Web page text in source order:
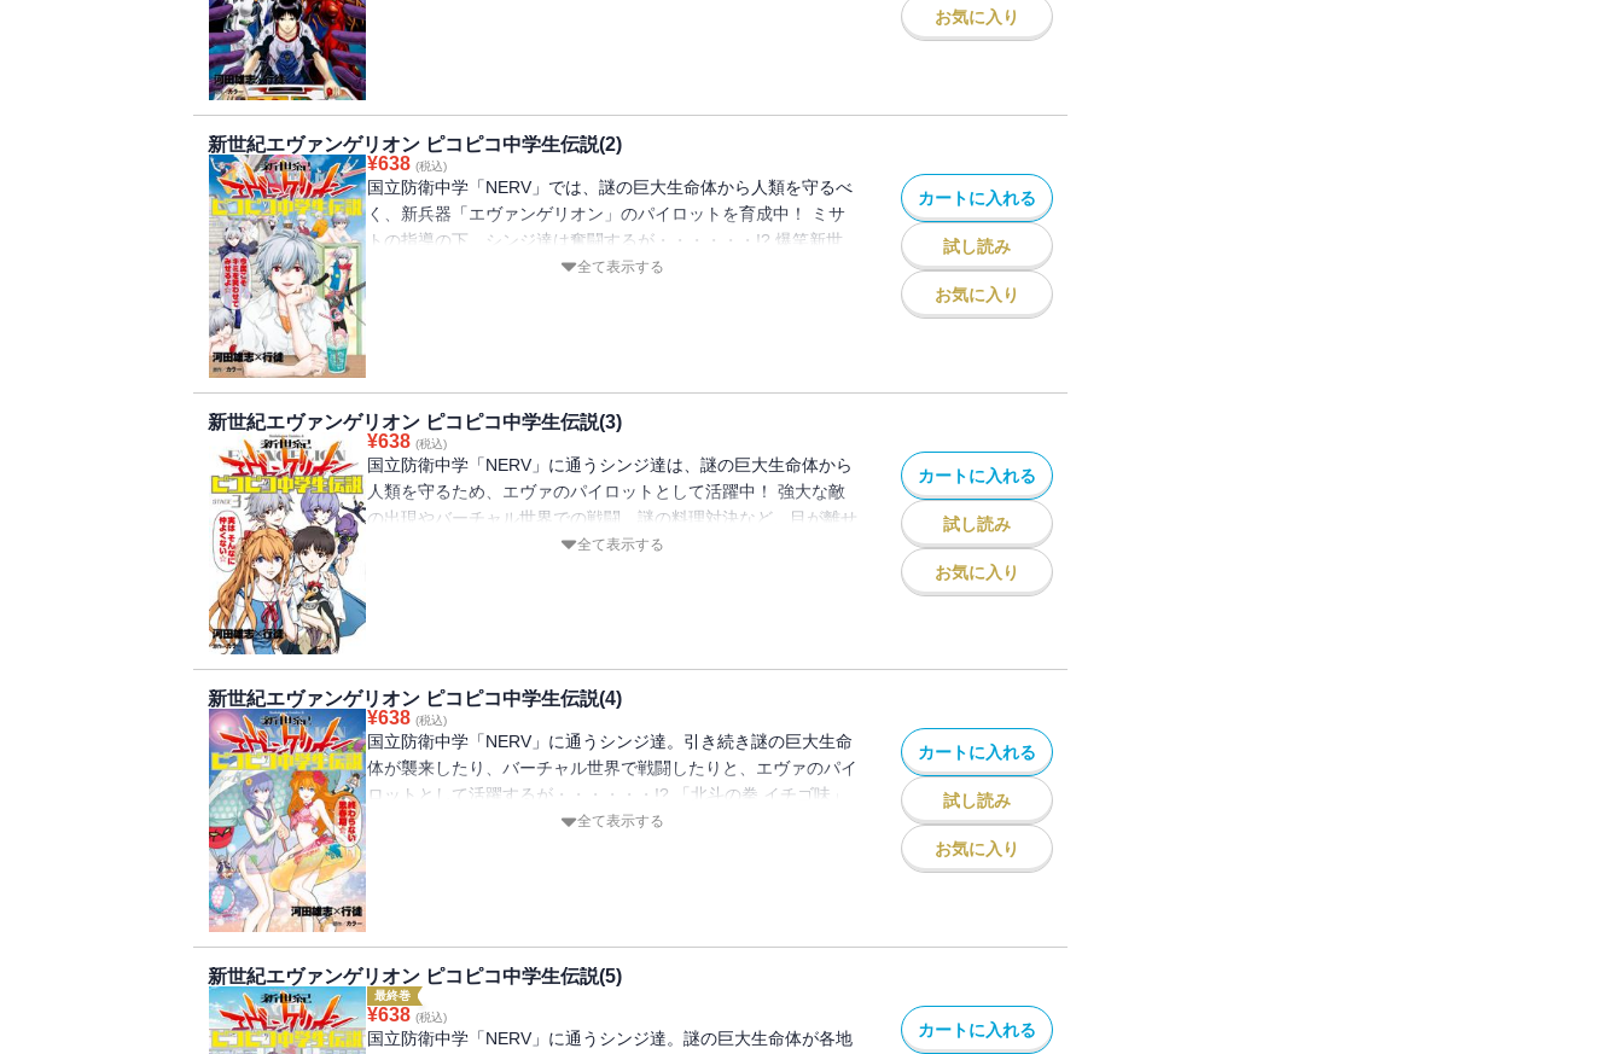
お気に入り
新世紀エヴァンゲリオン ピコピコ中学生伝説(2)
¥638 (税込)
国立防衛中学「NERV」では、謎の巨大生命体から人類を守るべ
く、新兵器「エヴァンゲリオン」のパイロットを育成中！ ミサ
トの指導の下、シンジ達は奮闘するが・・・・・・!? 爆笑新世
全て表示する
カートに入れる
試し読み
お気に入り
新世紀エヴァンゲリオン ピコピコ中学生伝説(3)
¥638 (税込)
国立防衛中学「NERV」に通うシンジ達は、謎の巨大生命体から
人類を守るため、エヴァのパイロットとして活躍中！ 強大な敵
の出現やバーチャル世界での戦闘、謎の料理対決など、目が離せ
全て表示する
カートに入れる
試し読み
お気に入り
新世紀エヴァンゲリオン ピコピコ中学生伝説(4)
¥638 (税込)
国立防衛中学「NERV」に通うシンジ達。引き続き謎の巨大生命
体が襲来したり、バーチャル世界で戦闘したりと、エヴァのパイ
ロットとして活躍するが・・・・・・!? 「北斗の拳 イチゴ味」
とのコラボマンガも収録!!
全て表示する
カートに入れる
試し読み
お気に入り
新世紀エヴァンゲリオン ピコピコ中学生伝説(5)
最終巻
¥638 (税込)
国立防衛中学「NERV」に通うシンジ達。謎の巨大生命体が各地
カートに入れる